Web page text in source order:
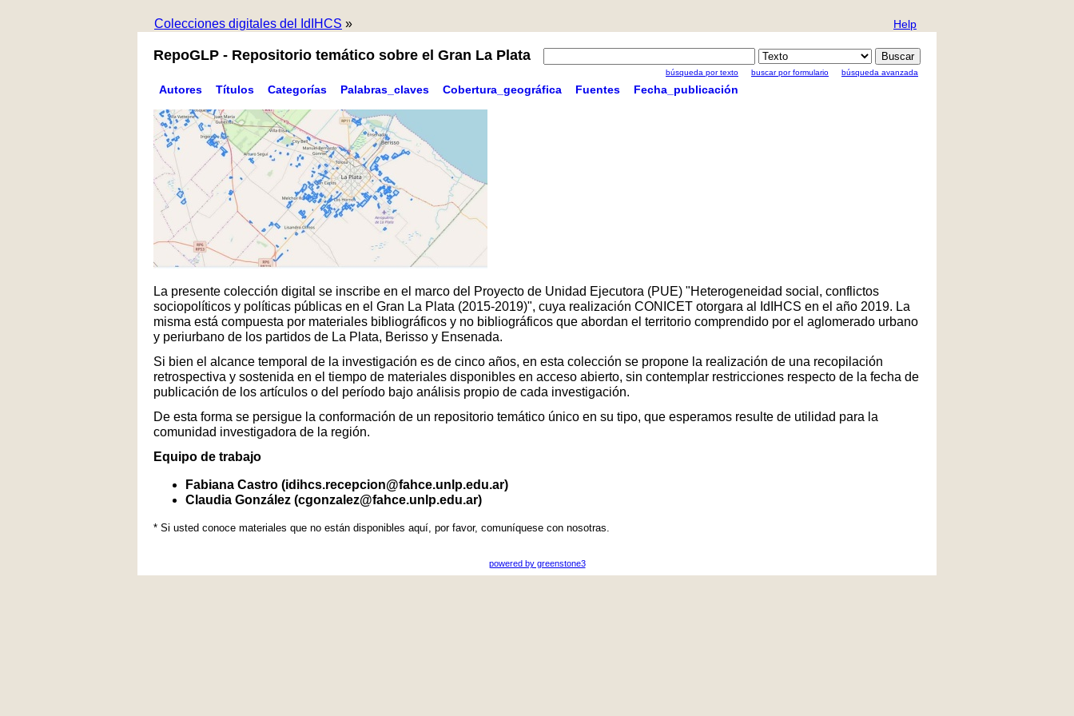
Colecciones digitales del IdIHCS » Help
RepoGLP - Repositorio temático sobre el Gran La Plata
búsqueda por texto buscar por formulario búsqueda avanzada
Autores Títulos Categorías Palabras_claves Cobertura_geográfica Fuentes Fecha_publicación
La presente colección digital se inscribe en el marco del Proyecto de Unidad Ejecutora (PUE) "Heterogeneidad social, conflictos
sociopolíticos y políticas públicas en el Gran La Plata (2015-2019)", cuya realización CONICET otorgara al IdIHCS en el año 2019. La
misma está compuesta por materiales bibliográficos y no bibliográficos que abordan el territorio comprendido por el aglomerado urbano
y periurbano de los partidos de La Plata, Berisso y Ensenada.
Si bien el alcance temporal de la investigación es de cinco años, en esta colección se propone la realización de una recopilación
retrospectiva y sostenida en el tiempo de materiales disponibles en acceso abierto, sin contemplar restricciones respecto de la fecha de
publicación de los artículos o del período bajo análisis propio de cada investigación.
De esta forma se persigue la conformación de un repositorio temático único en su tipo, que esperamos resulte de utilidad para la
comunidad investigadora de la región.
Equipo de trabajo
Fabiana Castro (idihcs.recepcion@fahce.unlp.edu.ar)
Claudia González (cgonzalez@fahce.unlp.edu.ar)
* Si usted conoce materiales que no están disponibles aquí, por favor, comuníquese con nosotras.
powered by greenstone3